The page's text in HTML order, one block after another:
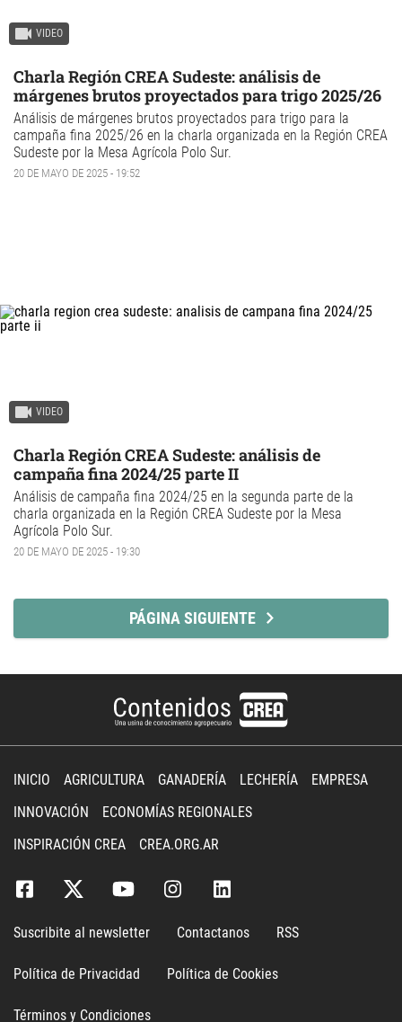
VIDEO
Charla Región CREA Sudeste: análisis de
márgenes brutos proyectados para trigo 2025/26
Análisis de márgenes brutos proyectados para trigo para la
campaña fina 2025/26 en la charla organizada en la Región CREA
Sudeste por la Mesa Agrícola Polo Sur.
20 DE MAYO DE 2025 - 19:52
VIDEO
Charla Región CREA Sudeste: análisis de
campaña fina 2024/25 parte II
Análisis de campaña fina 2024/25 en la segunda parte de la
charla organizada en la Región CREA Sudeste por la Mesa
Agrícola Polo Sur.
20 DE MAYO DE 2025 - 19:30
PÁGINA SIGUIENTE
INICIO AGRICULTURA GANADERÍA LECHERÍA
EMPRESA
INNOVACIÓN
ECONOMÍAS REGIONALES
INSPIRACIÓN CREA
CREA.ORG.AR
Suscribite al newsletter Contactanos RSS
Política de Privacidad Política de Cookies
Términos y Condiciones